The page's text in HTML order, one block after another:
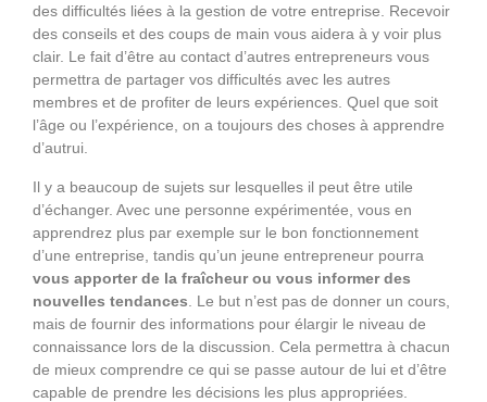
des difficultés liées à la gestion de votre entreprise. Recevoir
des conseils et des coups de main vous aidera à y voir plus
clair. Le fait d’être au contact d’autres entrepreneurs vous
permettra de partager vos difficultés avec les autres
membres et de profiter de leurs expériences. Quel que soit
l’âge ou l’expérience, on a toujours des choses à apprendre
d’autrui.
Il y a beaucoup de sujets sur lesquelles il peut être utile
d’échanger. Avec une personne expérimentée, vous en
apprendrez plus par exemple sur le bon fonctionnement
d’une entreprise, tandis qu’un jeune entrepreneur pourra
vous apporter de la fraîcheur ou vous informer des
nouvelles tendances . Le but n’est pas de donner un cours,
mais de fournir des informations pour élargir le niveau de
connaissance lors de la discussion. Cela permettra à chacun
de mieux comprendre ce qui se passe autour de lui et d’être
capable de prendre les décisions les plus appropriées.